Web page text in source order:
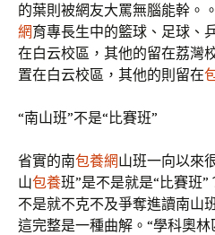
的葉則被網友大罵無腦能幹。
網育專長生中的籃球、足球、
在白云校區，其他的留在荔灣
置在白云校區，其他的則留在
“南山班”不是“比賽班”
省實的南包養網山班一向以來
山包養班”是不是就是“比賽班
不是就不克不及爭奪進讀南山
這完整是一種曲解。“學科奧